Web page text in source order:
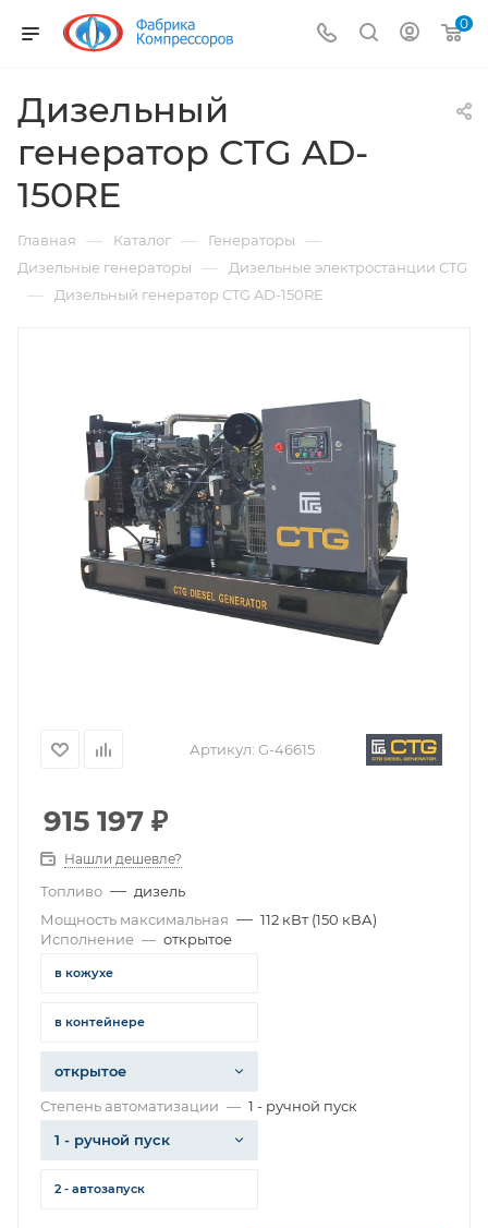
0
Дизельный
генератор CTG AD-
150RE
Главная — Каталог — Генераторы —
Дизельные генераторы — Дизельные электростанции CTG
— Дизельный генератор CTG AD-150RE
Артикул: G-46615
915 197 ₽
Нашли дешевле?
Топливо — дизель
Мощность максимальная — 112 кВт (150 кВА)
Исполнение — открытое
в кожухе
в контейнере
открытое
Степень автоматизации — 1 - ручной пуск
1 - ручной пуск
2 - автозапуск